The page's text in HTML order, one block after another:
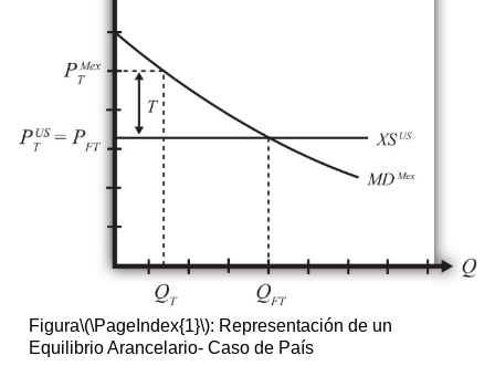
Figura\(\PageIndex{1}\): Representación de un
Equilibrio Arancelario- Caso de País